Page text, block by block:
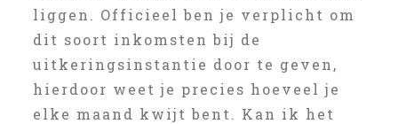
liggen. Officieel ben je verplicht om
dit soort inkomsten bij de
uitkeringsinstantie door te geven,
hierdoor weet je precies hoeveel je
elke maand kwijt bent. Kan ik het